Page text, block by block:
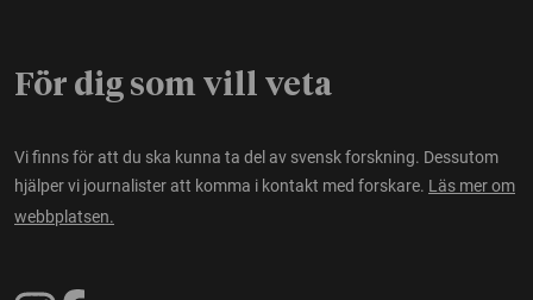
För dig som vill veta
Vi finns för att du ska kunna ta del av svensk forskning. Dessutom
hjälper vi journalister att komma i kontakt med forskare. Läs mer om
webbplatsen.